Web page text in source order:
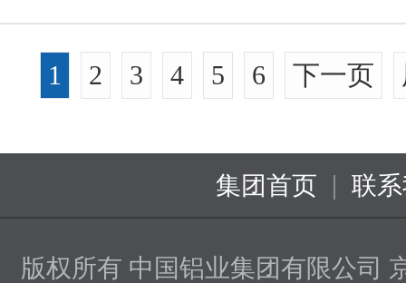
1 2 3 4 5 6 下一页
集团首页 | 联
版权所有 中国铝业集团有限公司